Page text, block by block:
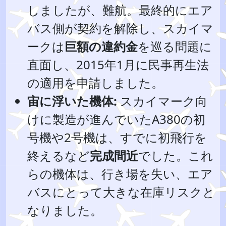
しましたが、難航。最終的にエア
バス側が契約を解除し、スカイマ
ークは巨額の違約金を巡る問題に
直面し、2015年1月に民事再生法
の適用を申請しました。
宙に浮いた機体: スカイマーク向
けに製造が進んでいたA380の初
号機や2号機は、すでに初飛行を
終えるなど完成間近でした。これ
らの機体は、行き場を失い、エア
バスにとって大きな在庫リスクと
なりました。